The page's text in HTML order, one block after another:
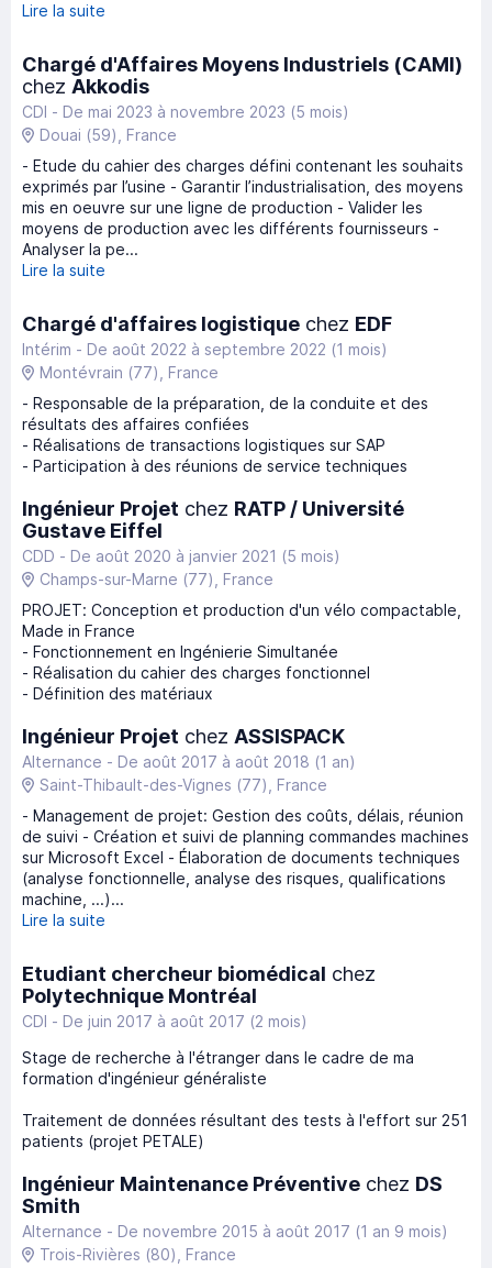
Lire la suite
Chargé d'Affaires Moyens Industriels (CAMI)
chez Akkodis
CDI - De mai 2023 à novembre 2023 (5 mois)
Douai (59) , France
- Etude du cahier des charges défini contenant les souhaits
exprimés par l’usine - Garantir l’industrialisation, des moyens
mis en oeuvre sur une ligne de production - Valider les
moyens de production avec les différents fournisseurs -
Analyser la pe...
Lire la suite
Chargé d'affaires logistique chez EDF
Intérim - De août 2022 à septembre 2022 (1 mois)
Montévrain (77) , France
- Responsable de la préparation, de la conduite et des
résultats des affaires confiées
- Réalisations de transactions logistiques sur SAP
- Participation à des réunions de service techniques
Ingénieur Projet chez RATP / Université
Gustave Eiffel
CDD - De août 2020 à janvier 2021 (5 mois)
Champs-sur-Marne (77) , France
PROJET: Conception et production d'un vélo compactable,
Made in France
- Fonctionnement en Ingénierie Simultanée
- Réalisation du cahier des charges fonctionnel
- Définition des matériaux
Ingénieur Projet chez ASSISPACK
Alternance - De août 2017 à août 2018 (1 an)
Saint-Thibault-des-Vignes (77) , France
- Management de projet: Gestion des coûts, délais, réunion
de suivi - Création et suivi de planning commandes machines
sur Microsoft Excel - Élaboration de documents techniques
(analyse fonctionnelle, analyse des risques, qualifications
machine, ...)...
Lire la suite
Etudiant chercheur biomédical chez
Polytechnique Montréal
CDI - De juin 2017 à août 2017 (2 mois)
Stage de recherche à l'étranger dans le cadre de ma
formation d'ingénieur généraliste
Traitement de données résultant des tests à l'effort sur 251
patients (projet PETALE)
Ingénieur Maintenance Préventive chez DS
Smith
Alternance - De novembre 2015 à août 2017 (1 an 9 mois)
Trois-Rivières (80) , France